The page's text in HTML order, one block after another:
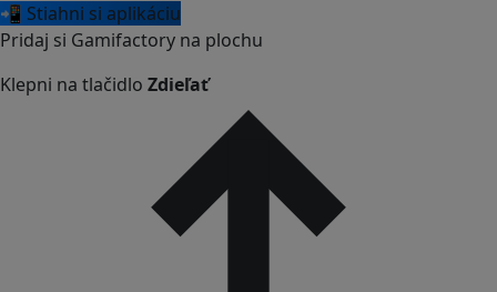
📲 Stiahni si aplikáciu
Pridaj si Gamifactory na plochu
Klepni na tlačidlo Zdieľať